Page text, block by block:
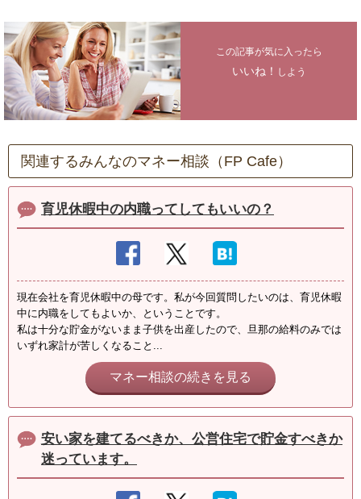
この記事が気に入ったら
いいね！ しよう
関連するみんなのマネー相談（FP Cafe）
育児休暇中の内職ってしてもいいの？
現在会社を育児休暇中の母です。私が今回質問したいのは、育児休暇
中に内職をしてもよいか、ということです。
私は十分な貯金がないまま子供を出産したので、旦那の給料のみでは
いずれ家計が苦しくなること...
マネー相談の続きを見る
安い家を建てるべきか、公営住宅で貯金すべきか
迷っています。